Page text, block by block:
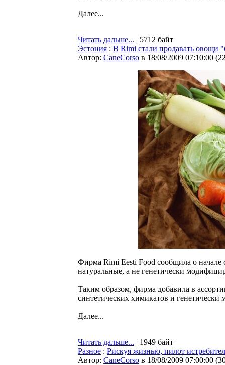
Далее...
Читать дальше... | 5712 байт
Эстония : В Rimi стали продавать овощи
Автор: CaneCorso в 18/08/2009 07:10:00 (
Фирма Rimi Eesti Food сообщила о начале
натуральные, а не генетически
Таким образом, фирма добавила в
синтетических химикатов и
Далее...
Читать дальше... | 1949 байт
Разное : Рискуя жизнью, пилот
Автор: CaneCorso в 18/08/2009 07:00:00 (